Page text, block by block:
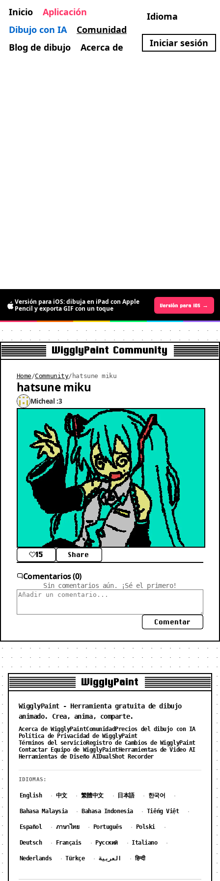
Inicio
Aplicación
Dibujo con IA
Comunidad
Blog de dibujo
Acerca de
Idioma
Iniciar sesión
Versión para Android →
Versión para iOS: dibuja en iPad con Apple
Pencil y exporta GIF con un toque
Versión para iOS →
WigglyPaint Community
Home /Community/ hatsune miku
hatsune miku
Micheal :3
15 Share
Comentarios (0)
Sin comentarios aún. ¡Sé el primero!
Comentar
WigglyPaint
WigglyPaint - Herramienta gratuita de dibujo
animado. Crea, anima, comparte.
Acerca de WigglyPaintComunidad Precios del dibujo con IA
Política de Privacidad de WigglyPaint
Términos del servicioRegistro de Cambios de WigglyPaint
Contactar Equipo de WigglyPaintHerramientas de Video AI
Herramientas de Diseño AIDualShot Recorder
IDIOMAS:
English · 中文 · 繁體中文 · 日本語 · 한국어 ·
Bahasa Malaysia · Bahasa Indonesia · Tiếng Việt ·
Español · ภาษาไทย · Português · Polski ·
Deutsch · Français · Русский · Italiano ·
Nederlands · Türkçe · العربية · हिन्दी